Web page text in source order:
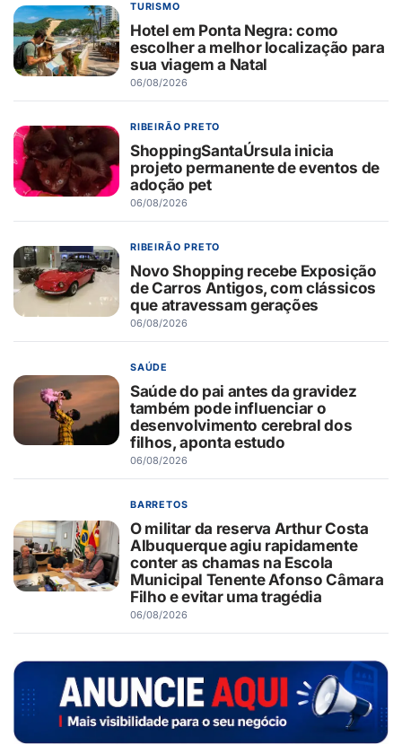
TURISMO
Hotel em Ponta Negra: como
escolher a melhor localização para
sua viagem a Natal
06/08/2026
RIBEIRÃO PRETO
ShoppingSantaÚrsula inicia
projeto permanente de eventos de
adoção pet
06/08/2026
RIBEIRÃO PRETO
Novo Shopping recebe Exposição
de Carros Antigos, com clássicos
que atravessam gerações
06/08/2026
SAÚDE
Saúde do pai antes da gravidez
também pode influenciar o
desenvolvimento cerebral dos
filhos, aponta estudo
06/08/2026
BARRETOS
O militar da reserva Arthur Costa
Albuquerque agiu rapidamente
conter as chamas na Escola
Municipal Tenente Afonso Câmara
Filho e evitar uma tragédia
06/08/2026